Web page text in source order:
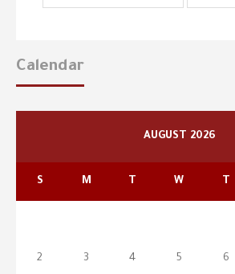
Calendar
AUGUST 2026
S M T W T
2 3 4 5 6